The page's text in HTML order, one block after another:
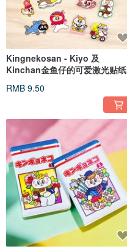
Kingnekosan - Kiyo 及
Kinchan金鱼仔的可爱激光贴纸
RMB 9.50